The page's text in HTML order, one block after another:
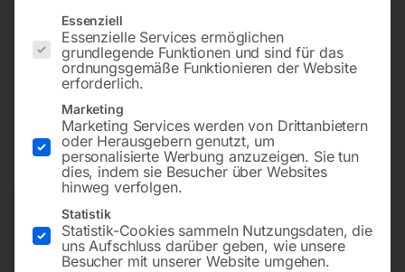
G-ST 6
4,80
inkl. MwSt. zzgl.Versandkosten
Lieferzeit:ca. 2 - 3 Tage
Versandkosten Standard (Österreich):
Bitte beachten Sie: Die Versandkosten gelten für Österreich.
Andere Länder können abweichen.
Es folgt eine Liste der Service-Gruppen, für die eine
Essenziell
Essenzielle Services ermöglichen
grundlegende Funktionen und sind für das
ordnungsgemäße Funktionieren der Website
erforderlich.
Marketing
Marketing Services werden von Drittanbietern
oder Herausgebern genutzt, um
personalisierte Werbung anzuzeigen. Sie tun
dies, indem sie Besucher über Websites
hinweg verfolgen.
Statistik
Statistik-Cookies sammeln Nutzungsdaten, die
uns Aufschluss darüber geben, wie unsere
Besucher mit unserer Website umgehen.